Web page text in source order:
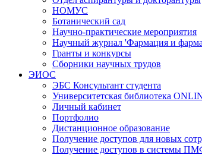
НОМУС
Ботанический сад
Научно-практические мероприятия
Научный журнал 'Фармация и
Гранты и конкурсы
Сборники научных трудов
ЭИОС
ЭБС Консультант студента
Университетская библиотека
Личный кабинет
Портфолио
Дистанционное образование
Получение доступов для новых
Получение доступов в системы